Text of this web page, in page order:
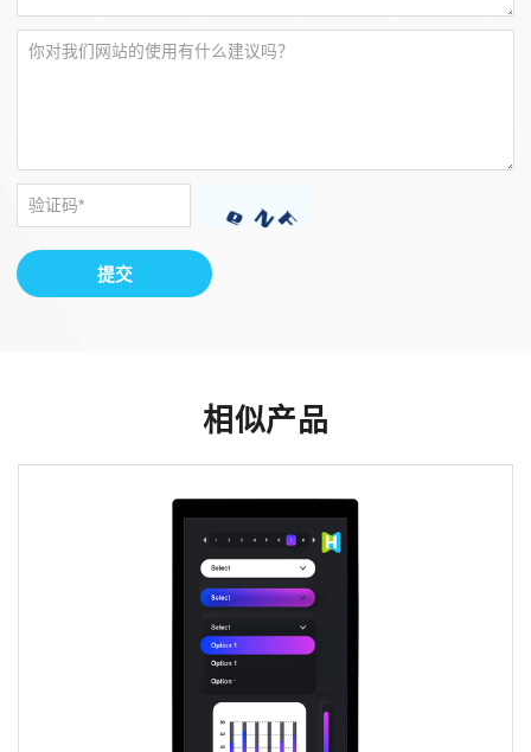
提交
相似产品